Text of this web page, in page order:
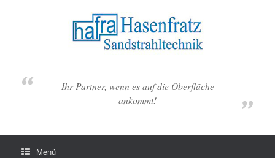
Ihr Partner, wenn es auf die Oberfläche
ankommt!
Menü